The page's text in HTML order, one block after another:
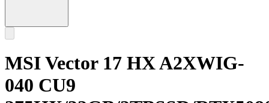
MSI Vector 17 HX A2XWIG-
040 CU9